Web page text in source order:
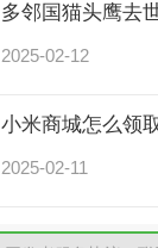
2025-02-12
小米商城怎么领
2025-02-11